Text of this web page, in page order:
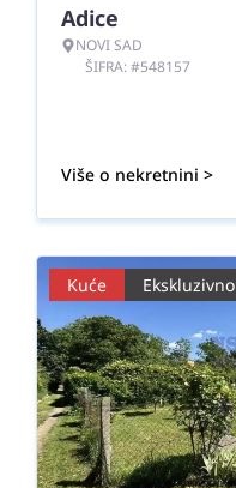
Adice
NOVI SAD
ŠIFRA: #548157
Više o nekretnini >
Kuće Ekskluzivno